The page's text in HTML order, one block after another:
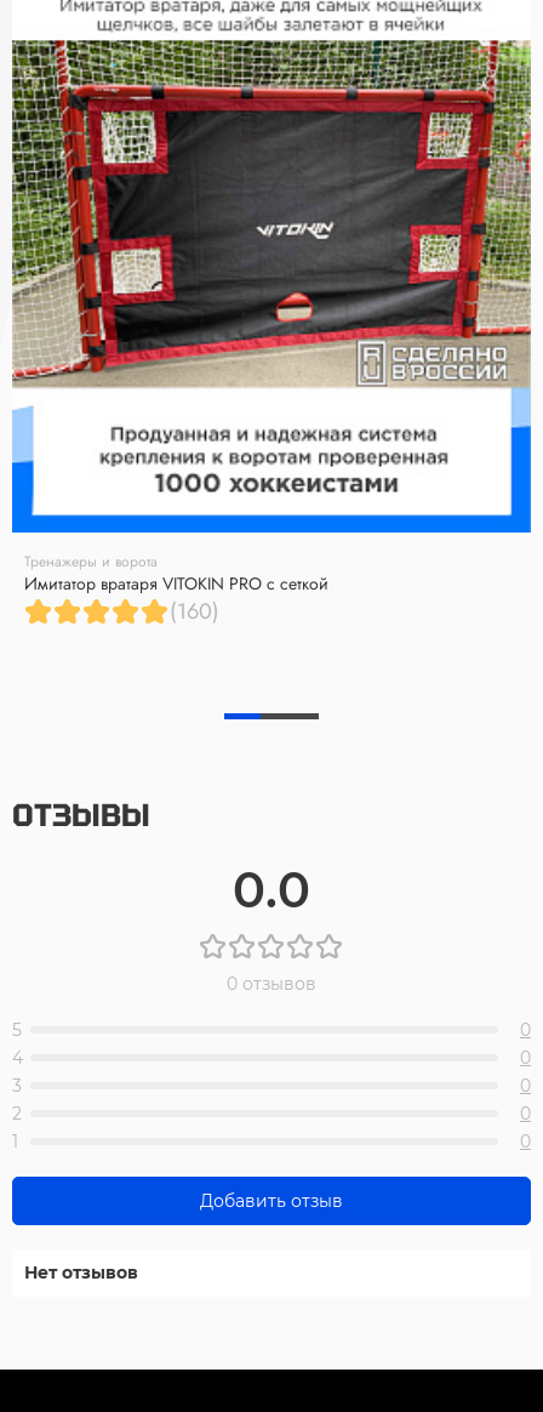
Тренажеры и ворота
Имитатор вратаря VITOKIN PRO с сеткой
(160)
ОТЗЫВЫ
0.0
0 отзывов
5
0
4
0
3
0
2
0
1
0
Добавить отзыв
Нет отзывов